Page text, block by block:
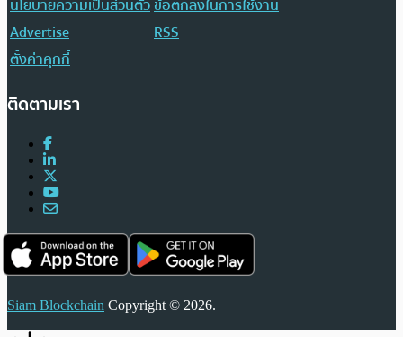
นโยบายความเป็นส่วนตัวข้อตกลงในการใช้งาน
Advertise
RSS
ตั้งค่าคุกกี้
ติดตามเรา
Siam Blockchain Copyright © 2026.